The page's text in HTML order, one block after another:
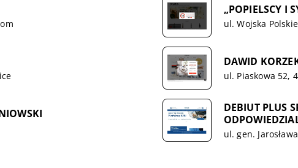
„POPIELSCY I
ul. Wojska
DAWID
ul. Piaskowa 52,
DEBIUT PLUS
ul. gen.